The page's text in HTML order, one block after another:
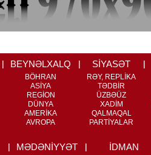
BEYNƏLXALQ
BÖHRAN
ASİYA
REGİON
DÜNYA
AMERİKA
AVROPA
SİYASƏT
RƏY, REPLİKA
TƏDBİR
ÜZBƏÜZ
XADİM
QALMAQAL
PARTİYALAR
MƏDƏNİYYƏT İDMAN